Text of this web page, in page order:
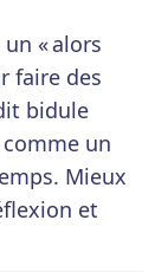
« alors
faire des
bidule
un
Mieux
et